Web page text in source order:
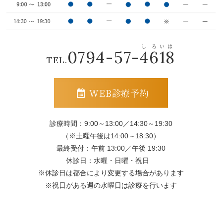
TEL.0794-57-4618
WEB診療予約
診療時間：9:00～13:00／14:30～19:30
（※土曜午後は14:00～18:30）
最終受付：午前 13:00／午後 19:30
休診日：水曜・日曜・祝日
※休診日は都合により変更する場合があります
※祝日がある週の水曜日は診療を行います